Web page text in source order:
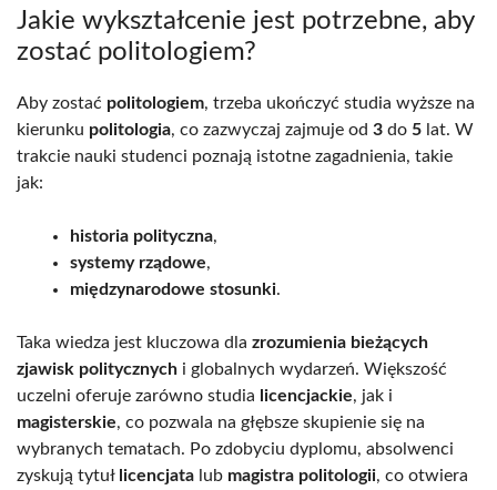
Jakie wykształcenie jest potrzebne, aby
zostać politologiem?
Aby zostać politologiem, trzeba ukończyć studia wyższe na
kierunku politologia, co zazwyczaj zajmuje od 3 do 5 lat. W
trakcie nauki studenci poznają istotne zagadnienia, takie
jak:
historia polityczna,
systemy rządowe,
międzynarodowe stosunki.
Taka wiedza jest kluczowa dla zrozumienia bieżących
zjawisk politycznych i globalnych wydarzeń. Większość
uczelni oferuje zarówno studia licencjackie, jak i
magisterskie, co pozwala na głębsze skupienie się na
wybranych tematach. Po zdobyciu dyplomu, absolwenci
zyskują tytuł licencjata lub magistra politologii, co otwiera